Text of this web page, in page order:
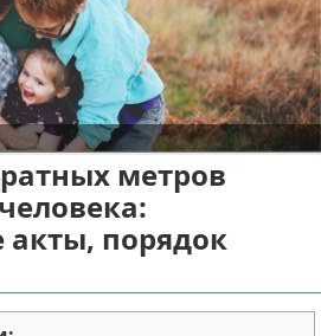
информации
метров
порядок